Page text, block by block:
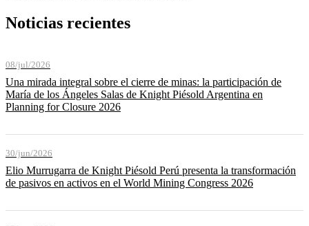
Noticias recientes
08/jul/2026
Una mirada integral sobre el cierre de minas: la participación de
María de los Ángeles Salas de Knight Piésold Argentina en
Planning for Closure 2026
30/jun/2026
Elio Murrugarra de Knight Piésold Perú presenta la transformación
de pasivos en activos en el World Mining Congress 2026